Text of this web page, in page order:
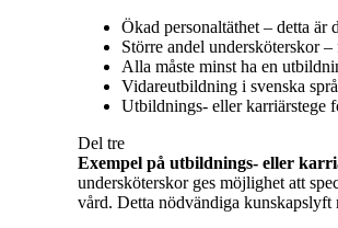
Ökad personaltäthet – detta är
Större andel undersköterskor
Alla måste minst ha en
Vidareutbildning i svenska
Utbildnings- eller karriärstege
Del tre
Exempel på utbildnings- eller
undersköterskor ges möjlighet att
vård. Detta nödvändiga kunskapslyft